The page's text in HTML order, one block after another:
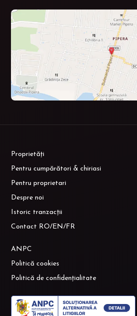
Proprietăți
Pentru cumpărători & chiriasi
Pentru proprietari
Despre noi
Istoric tranzacții
Contact RO/EN/FR
ANPC
Politică cookies
Politică de confidențialitate